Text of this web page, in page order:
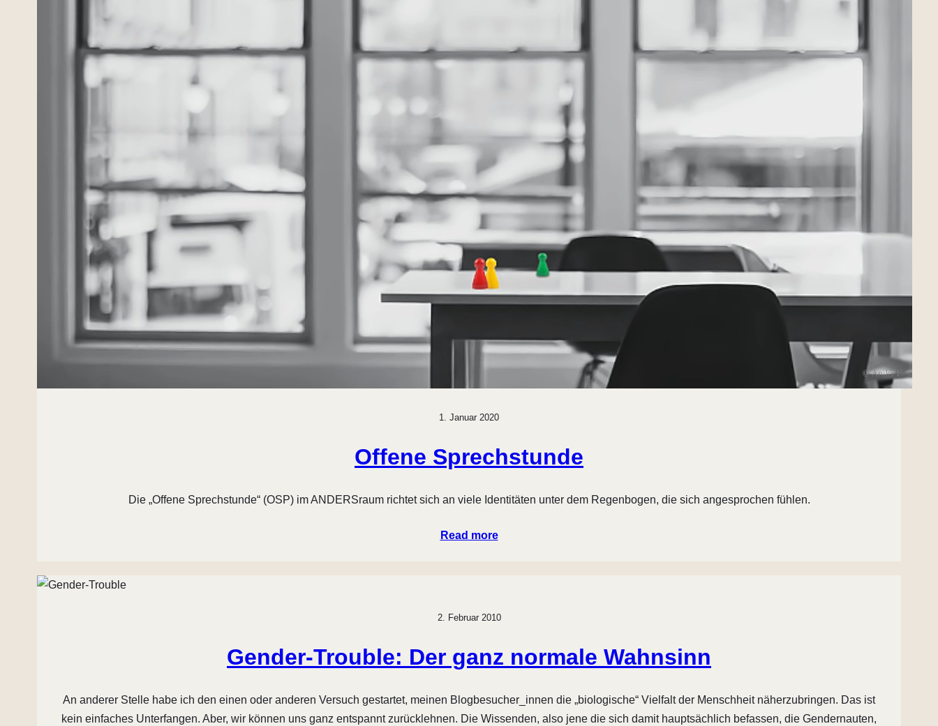
1. Januar 2020
Offene Sprechstunde
Die „Offene Sprechstunde“ (OSP) im ANDERSraum richtet sich an viele Identitäten unter dem Regenbogen, die sich angesprochen fühlen.
Read more
2. Februar 2010
Gender-Trouble: Der ganz normale Wahnsinn
An anderer Stelle habe ich den einen oder anderen Versuch gestartet, meinen Blogbesucher_innen die „biologische“ Vielfalt der Menschheit näherzubringen. Das ist
kein einfaches Unterfangen. Aber, wir können uns ganz entspannt zurücklehnen. Die Wissenden, also jene die sich damit hauptsächlich befassen, die Gendernauten,